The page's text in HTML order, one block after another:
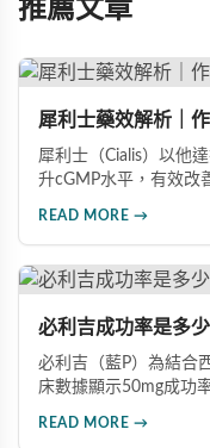
推薦文章
犀利士藥效解析｜
犀利士（Cialis）以他
升cGMP水平，有效改
據需求選擇最適合的犀
READ MORE →
必利吉成功率是多
必利吉（藍P）為結合
床數據顯示50mg成功
READ MORE →